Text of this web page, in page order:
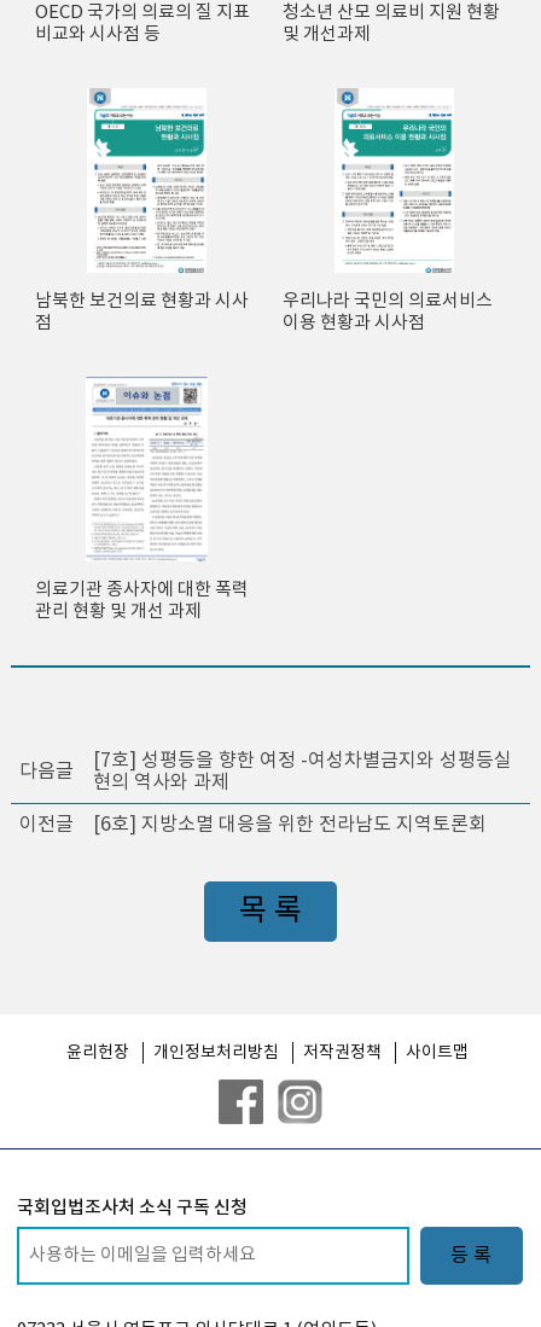
OECD 국가의 의료의 질 지표
비교와 시사점 등
청소년 산모 의료비 지원 현황
및 개선과제
남북한 보건의료 현황과 시사
점
우리나라 국민의 의료서비스
이용 현황과 시사점
의료기관 종사자에 대한 폭력
관리 현황 및 개선 과제
다음글
[7호] 성평등을 향한 여정 -여성차별금지와 성평등실
현의 역사와 과제
이전글
[6호] 지방소멸 대응을 위한 전라남도 지역토론회
목 록
윤리헌장 개인정보처리방침 저작권정책 사이트맵
국회입법조사처 소식 구독 신청
등 록